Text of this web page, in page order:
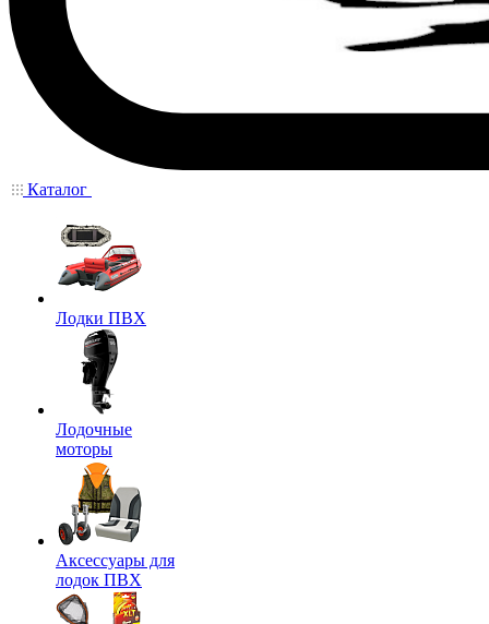
Каталог
Лодки ПВХ
Лодочные
моторы
Аксессуары для
лодок ПВХ